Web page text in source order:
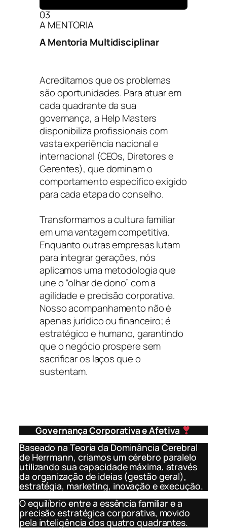
03
A MENTORIA
A Mentoria Multidisciplinar
Acreditamos que os problemas
são oportunidades. Para atuar em
cada quadrante da sua
governança, a Help Masters
disponibiliza profissionais com
vasta experiência nacional e
internacional (CEOs, Diretores e
Gerentes), que dominam o
comportamento específico exigido
para cada etapa do conselho.
Transformamos a cultura familiar
em uma vantagem competitiva.
Enquanto outras empresas lutam
para integrar gerações, nós
aplicamos uma metodologia que
une o “olhar de dono” com a
agilidade e precisão corporativa.
Nosso acompanhamento não é
apenas jurídico ou financeiro; é
estratégico e humano, garantindo
que o negócio prospere sem
sacrificar os laços que o
sustentam.
Governança Corporativa e Afetiva
Baseado na Teoria da Dominância Cerebral
de Herrmann, criamos um cérebro paralelo
utilizando sua capacidade máxima, através
da organização de ideias (gestão geral),
estratégia, marketing, inovação e execução.
O equilíbrio entre a essência familiar e a
precisão estratégica corporativa, movido
pela inteligência dos quatro quadrantes.